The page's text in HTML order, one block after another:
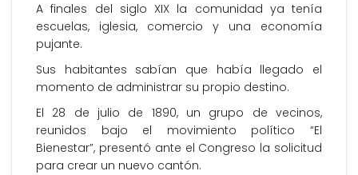
A finales del siglo XIX la comunidad ya tenía
escuelas, iglesia, comercio y una economía
pujante.
Sus habitantes sabían que había llegado el
momento de administrar su propio destino.
El 28 de julio de 1890, un grupo de vecinos,
reunidos bajo el movimiento político “El
Bienestar”, presentó ante el Congreso la solicitud
para crear un nuevo cantón.